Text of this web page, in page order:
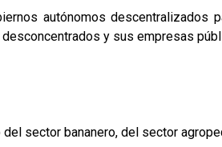
autónomos descentralizados
y sus empresas
sector bananero, del sector